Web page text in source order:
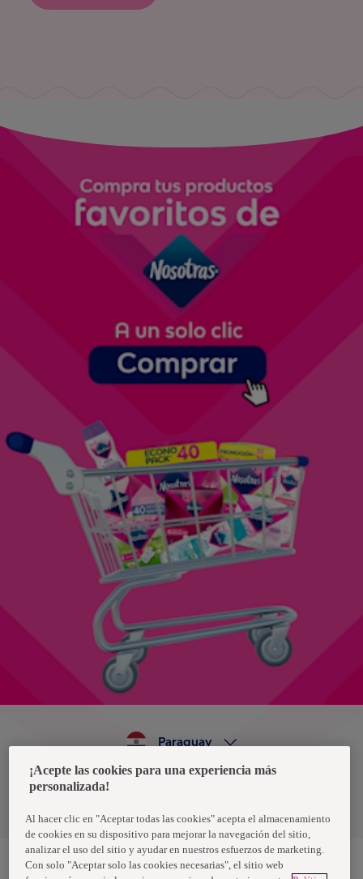
Política de privacidad de datos
Paraguay
¡Acepte las cookies para una experiencia más
personalizada!
Al hacer clic en "Aceptar todas las cookies" acepta el almacenamiento
de cookies en su dispositivo para mejorar la navegación del sitio,
analizar el uso del sitio y ayudar en nuestros esfuerzos de marketing.
Con solo "Aceptar solo las cookies necesarias", el sitio web